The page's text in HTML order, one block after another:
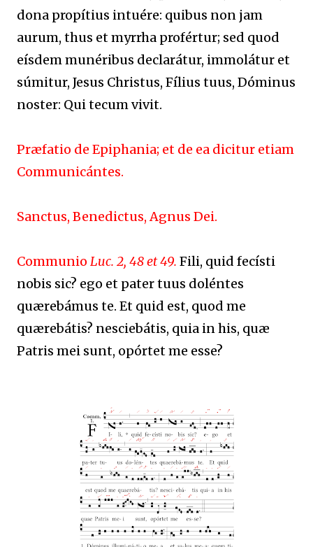
dona propítius intuére: quibus non jam
aurum, thus et myrrha profértur; sed quod
eísdem munéribus declarátur, immolátur et
súmitur, Jesus Christus, Fílius tuus, Dóminus
noster: Qui tecum vivit.
Præfatio de Epiphania; et de ea dicitur etiam
Communicántes.
Sanctus, Benedictus, Agnus Dei.
Communio Luc. 2, 48 et 49. Fili, quid fecísti
nobis sic? ego et pater tuus doléntes
quærebámus te. Et quid est, quod me
quærebátis? nesciebátis, quia in his, quæ
Patris mei sunt, opórtet me esse?